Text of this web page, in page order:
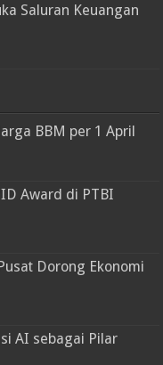
Saluran Keuangan
BBM per 1 April
Award di PTBI
Dorong Ekonomi
AI sebagai Pilar